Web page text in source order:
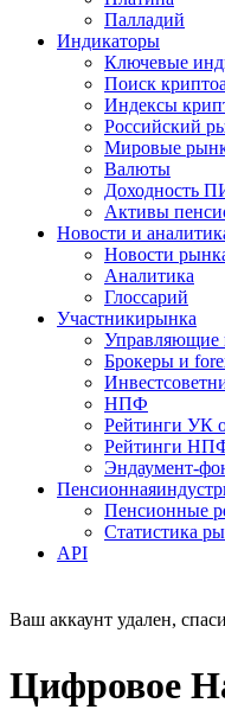
Палладий
Индикаторы
Ключевые
Поиск
Индексы
Российский
Мировые
Валюты
Доходность
Активы
Новости и
Новости
Аналитика
Глоссарий
Участникирынка
Управляющие
Брокеры и
НПФ
Рейтинги УК
Рейтинги НПФ
Эндаумент-
Пенсионная
Пенсионные
Статистика
API
Ваш аккаунт удален,
Цифровое